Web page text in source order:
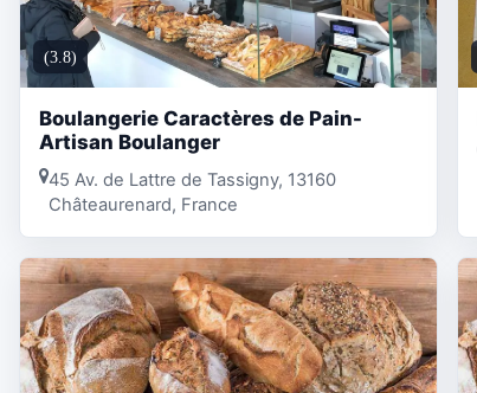
(3.8)
Boulangerie Caractères de Pain-
Artisan Boulanger
45 Av. de Lattre de Tassigny, 13160
Châteaurenard, France